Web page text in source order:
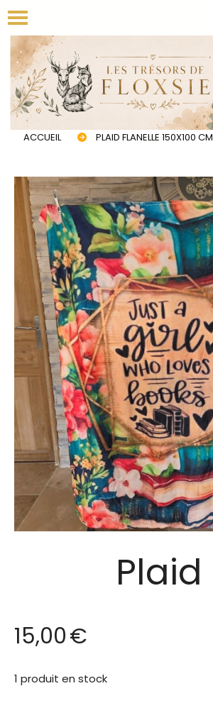
ACCUEIL PLAID FLANELLE 150X100 CM
Plaid
15,00€
1 produit en stock